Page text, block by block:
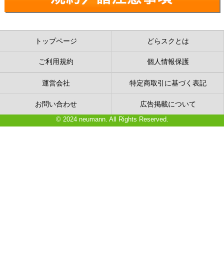
トップページ どらスクとは
ご利用規約 個人情報保護
運営会社 特定商取引に基づく表記
お問い合わせ 広告掲載について
© 2024 neumann. All Rights Reserved.